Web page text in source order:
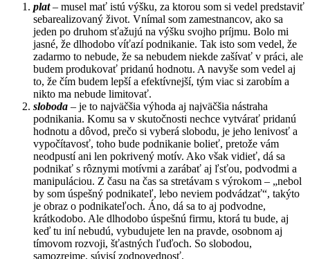
plat– musel mať istú výšku, za ktorou som si vedel predstaviť
sebarealizovaný život. Vnímal som zamestnancov, ako sa
jeden po druhom sťažujú na výšku svojho príjmu. Bolo mi
jasné, že dlhodobo víťazí podnikanie. Tak isto som vedel, že
zadarmo to nebude, že sa nebudem niekde zašívať v práci, ale
budem produkovať pridanú hodnotu. A navyše som vedel aj
to, že čím budem lepší a efektívnejší, tým viac si zarobím a
nikto ma nebude limitovať.
sloboda – je to najväčšia výhoda aj najväčšia nástraha
podnikania. Komu sa v skutočnosti nechce vytvárať pridanú
hodnotu a dôvod, prečo si vyberá slobodu, je jeho lenivosť a
vypočítavosť, toho bude podnikanie bolieť, pretože vám
neodpustí ani len pokrivený motív. Ako však vidieť, dá sa
podnikať s rôznymi motívmi a zarábať aj ľsťou, podvodmi a
manipuláciou. Z času na čas sa stretávam s výrokom – „nebol
by som úspešný podnikateľ, lebo neviem podvádzať“, takýto
je obraz o podnikateľoch. Áno, dá sa to aj podvodne,
krátkodobo. Ale dlhodobo úspešnú firmu, ktorá tu bude, aj
keď tu iní nebudú, vybudujete len na pravde, osobnom aj
tímovom rozvoji, šťastných ľuďoch. So slobodou,
samozrejme, súvisí zodpovednosť.